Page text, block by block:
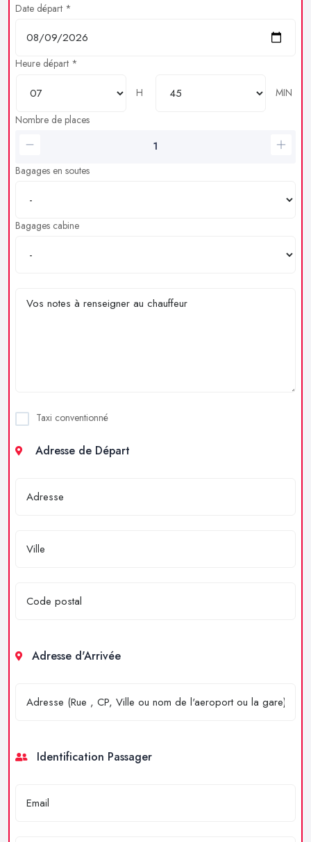
Date départ *
Heure départ *
H
MIN
Nombre de places
Bagages en soutes
Bagages cabine
Taxi conventionné
Adresse de Départ
Adresse d'Arrivée
Identification Passager